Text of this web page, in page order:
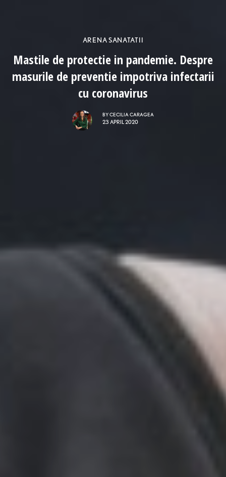
ARENA SANATATII
Mastile de protectie in pandemie. Despre
masurile de preventie impotriva infectarii
cu coronavirus
BYCECILIA CARAGEA
23 APRIL 2020